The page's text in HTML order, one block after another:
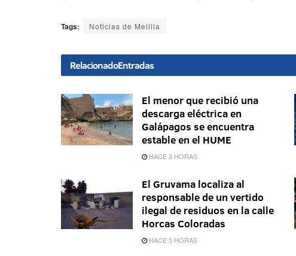
Tags: Noticias de Melilla
RelacionadoEntradas
El menor que recibió una
descarga eléctrica en
Galápagos se encuentra
estable en el HUME
HACE 3 HORAS
El Gruvama localiza al
responsable de un vertido
ilegal de residuos en la calle
Horcas Coloradas
HACE 5 HORAS